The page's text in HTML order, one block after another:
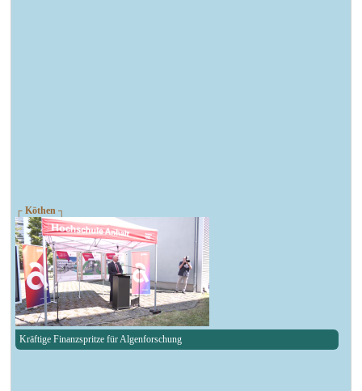
┌ Köthen ┐
Kräftige Finanzspritze für Algenforschung